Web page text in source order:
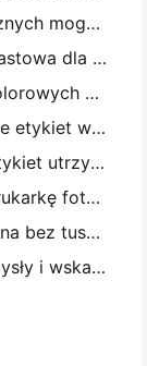
Czy drukarki etykiet termicznych mogą tworzyć wodoodporne etykiety dla produktów małych firm?
Najlepsza kamera natychmiastowa dla początkujących, którzy nie chcą marnować papieru
Najlepszy kreator etykiet kolorowych do dziennikarstwa i scrapbooking: dodaj więcej kolorów do każdej strony
Pismo ręczne vs. drukowanie etykiet wysyłkowych: wskazówki dla małych firm w 2026 roku
Dlaczego Twoja drukarka etykiet utrzymuje blokowanie?
Jak wybrać kieszonkową drukarkę fotograficzną: Kompletny przewodnik dla użytkowników dziennikarstwa, podróży i iPhone'a
Najlepsza drukarka przenośna bez tuszu do podróży, szkoły i pracy mobilnej: Hanin MT620 Pro Review
Mini Photo Wall Layout Pomysły i wskazówki na dekorację sypialni i dormitorium